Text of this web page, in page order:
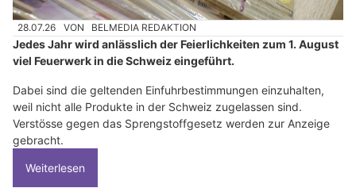
28.07.26 VON BELMEDIA REDAKTION
Jedes Jahr wird anlässlich der Feierlichkeiten zum 1. August
viel Feuerwerk in die Schweiz eingeführt.
Dabei sind die geltenden Einfuhrbestimmungen einzuhalten,
weil nicht alle Produkte in der Schweiz zugelassen sind.
Verstösse gegen das Sprengstoffgesetz werden zur Anzeige
gebracht.
Weiterlesen